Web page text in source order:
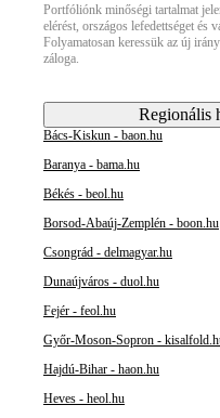
Portfóliónk minőségi tartalmat
elérést, országos lefedettséget és
Folyamatosan keressük az új
záloga.
Regionális
Bács-Kiskun - baon.hu
Baranya - bama.hu
Békés - beol.hu
Borsod-Abaúj-Zemplén - boon.hu
Csongrád - delmagyar.hu
Dunaújváros - duol.hu
Fejér - feol.hu
Győr-Moson-Sopron -
Hajdú-Bihar - haon.hu
Heves - heol.hu